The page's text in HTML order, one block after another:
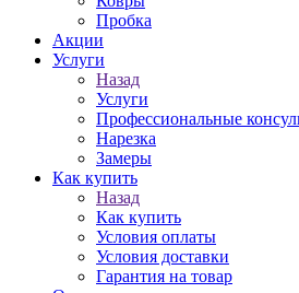
Пробка
Акции
Услуги
Назад
Услуги
Профессиональные
Нарезка
Замеры
Как купить
Назад
Как купить
Условия оплаты
Условия доставки
Гарантия на товар